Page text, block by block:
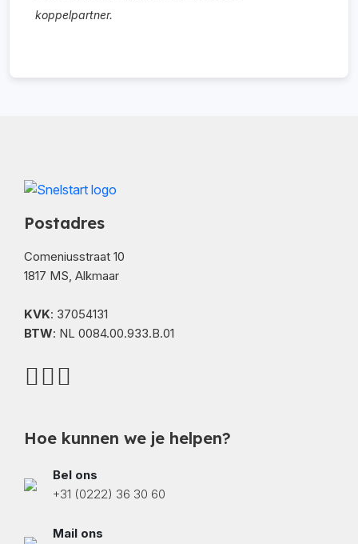
koppelpartner.
Postadres
Comeniusstraat 10
1817 MS, Alkmaar
KVK: 37054131
BTW: NL 0084.00.933.B.01
Hoe kunnen we je helpen?
Bel ons
+31 (0222) 36 30 60
Mail ons